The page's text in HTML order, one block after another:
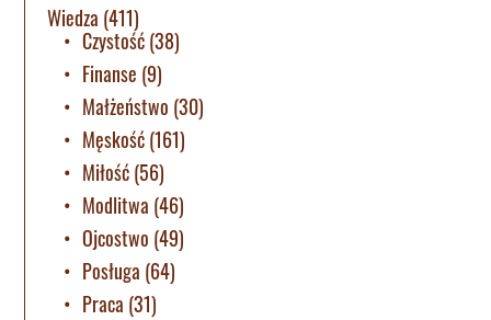
Wiedza (411)
Czystość(38)
Finanse (9)
Małżeństwo (30)
Męskość(161)
Miłość(56)
Modlitwa (46)
Ojcostwo (49)
Posługa (64)
Praca (31)